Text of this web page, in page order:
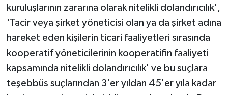
kuruluşlarının zararına olarak nitelikli dolandırıcılık',
'Tacir veya şirket yöneticisi olan ya da şirket adına
hareket eden kişilerin ticari faaliyetleri sırasında
kooperatif yöneticilerinin kooperatifin faaliyeti
kapsamında nitelikli dolandırıcılık' ve bu suçlara
teşebbüs suçlarından 3'er yıldan 45'er yıla kadar